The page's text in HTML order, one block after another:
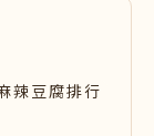
辣豆腐排行